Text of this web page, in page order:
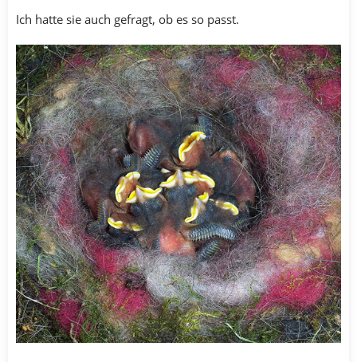
Ich hatte sie auch gefragt, ob es so passt.